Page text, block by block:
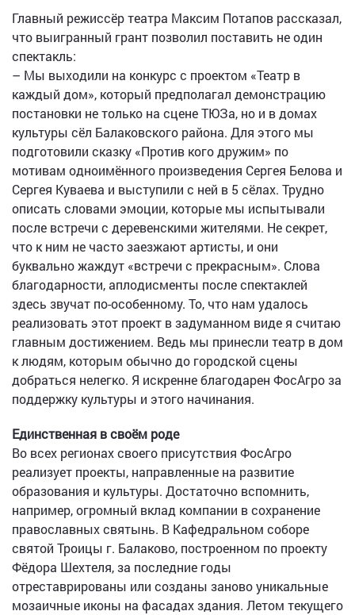
Главный режиссёр театра Максим Потапов рассказал,
что выигранный грант позволил поставить не один
спектакль:
– Мы выходили на конкурс с проектом «Театр в
каждый дом», который предполагал демонстрацию
постановки не только на сцене ТЮЗа, но и в домах
культуры сёл Балаковского района. Для этого мы
подготовили сказку «Против кого дружим» по
мотивам одноимённого произведения Сергея Белова и
Сергея Куваева и выступили с ней в 5 сёлах. Трудно
описать словами эмоции, которые мы испытывали
после встречи с деревенскими жителями. Не секрет,
что к ним не часто заезжают артисты, и они
буквально жаждут «встречи с прекрасным». Слова
благодарности, аплодисменты после спектаклей
здесь звучат по-особенному. То, что нам удалось
реализовать этот проект в задуманном виде я считаю
главным достижением. Ведь мы принесли театр в дом
к людям, которым обычно до городской сцены
добраться нелегко. Я искренне благодарен ФосАгро за
поддержку культуры и этого начинания.
Единственная в своём роде
Во всех регионах своего присутствия ФосАгро
реализует проекты, направленные на развитие
образования и культуры. Достаточно вспомнить,
например, огромный вклад компании в сохранение
православных святынь. В Кафедральном соборе
святой Троицы г. Балаково, построенном по проекту
Фёдора Шехтеля, за последние годы
отреставрированы или созданы заново уникальные
мозаичные иконы на фасадах здания. Летом текущего